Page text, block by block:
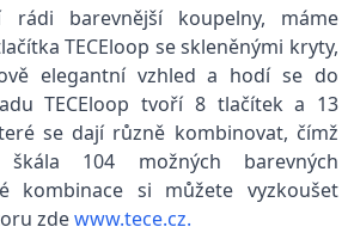
barevnější koupelny, máme
TECEloop se skleněnými kryty,
elegantní vzhled a hodí se do
TECEloop tvoří 8 tlačítek a 13
se dají různě kombinovat, čímž
škála 104 možných barevných
kombinace si můžete vyzkoušet
zdewww.tece.cz.